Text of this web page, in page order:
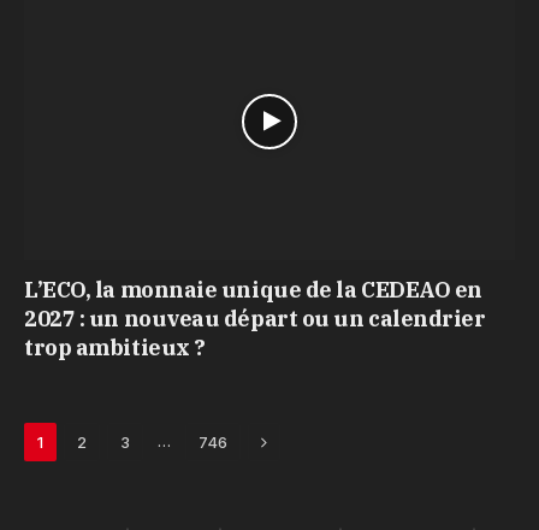
L’ECO, la monnaie unique de la CEDEAO en
2027 : un nouveau départ ou un calendrier
trop ambitieux ?
1 2 3 … 746 Next